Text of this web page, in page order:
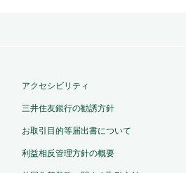
アクセシビリティ
三井住友銀行の勧誘方針
お取引目的等届出書について
利益相反管理方針の概要